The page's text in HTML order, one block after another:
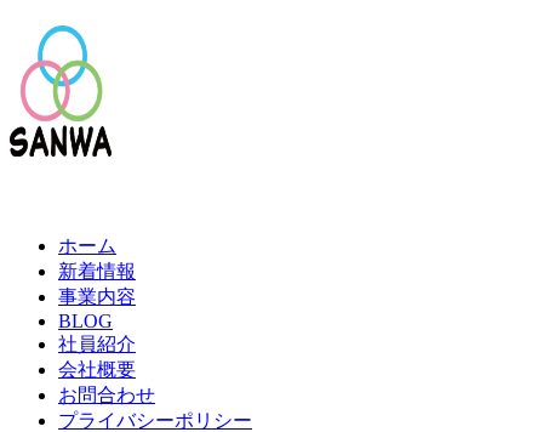
ホーム
新着情報
事業内容
BLOG
社員紹介
会社概要
お問合わせ
プライバシーポリシー